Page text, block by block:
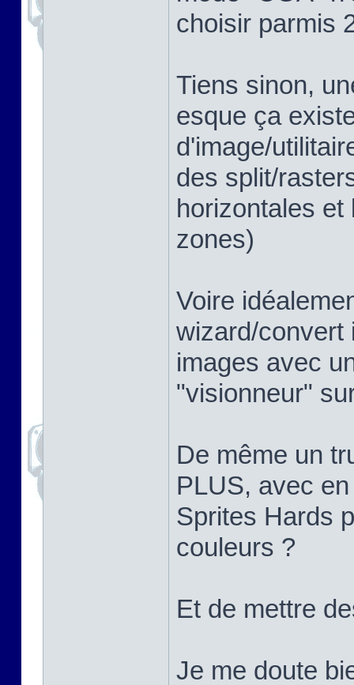
choisir parmis
Tiens sinon,
esque ça
d'image/
des split/
horizontales
zones)
Voire
wizard/convert
images avec
"visionneur"
De même un
PLUS, avec
Sprites Hards
couleurs ?
Et de mettre
Je me doute